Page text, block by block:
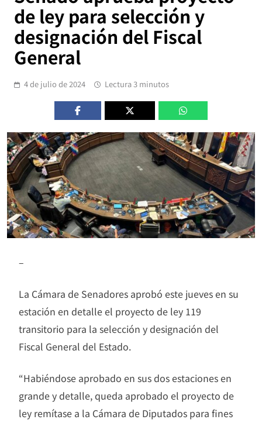
de ley para selección y
designación del Fiscal
General
4 de julio de 2024 Lectura 3 minutos
–
La Cámara de Senadores aprobó este jueves en su
estación en detalle el proyecto de ley 119
transitorio para la selección y designación del
Fiscal General del Estado.
“Habiéndose aprobado en sus dos estaciones en
grande y detalle, queda aprobado el proyecto de
ley remítase a la Cámara de Diputados para fines